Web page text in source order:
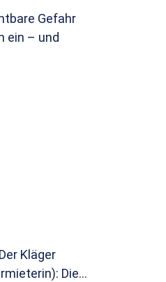
Gefahr
ein – und
Kläger
Die...